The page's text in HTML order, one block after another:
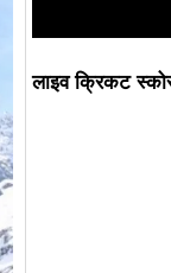
लाइव क्रिकट